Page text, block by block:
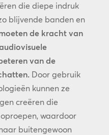
die diepe indruk
blijvende banden en
de kracht van
van de
Door gebruik
kunnen ze
creëren die
waardoor
buitengewoon